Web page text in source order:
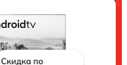
Скидка по